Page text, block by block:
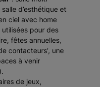
d’esthétique et
ciel avec home
pour des
fêtes annuelles,
contacteurs’, une
à venir
de jeux,